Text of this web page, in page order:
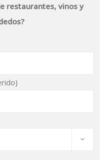
restaurantes, vinos y
